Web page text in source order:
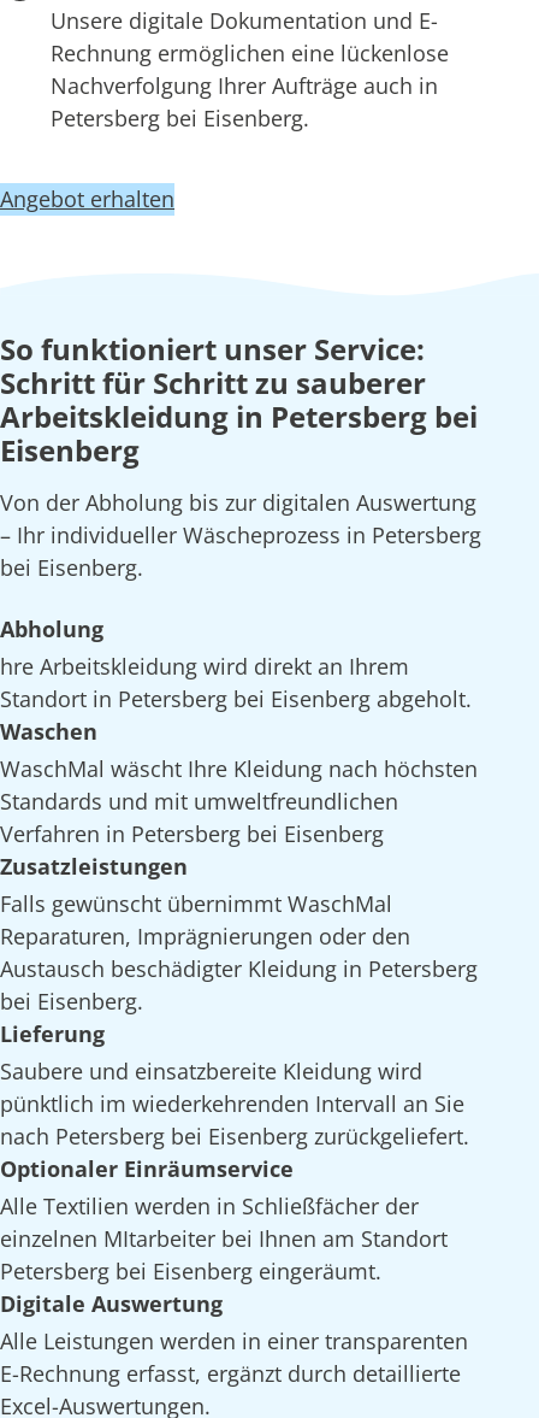
Unsere digitale Dokumentation und E-
Rechnung ermöglichen eine lückenlose
Nachverfolgung Ihrer Aufträge auch in
Petersberg bei Eisenberg.
Angebot erhalten
So funktioniert unser Service:
Schritt für Schritt zu sauberer
Arbeitskleidung in Petersberg bei
Eisenberg
Von der Abholung bis zur digitalen Auswertung
– Ihr individueller Wäscheprozess in Petersberg
bei Eisenberg.
Abholung
hre Arbeitskleidung wird direkt an Ihrem
Standort in Petersberg bei Eisenberg abgeholt.
Waschen
WaschMal wäscht Ihre Kleidung nach höchsten
Standards und mit umweltfreundlichen
Verfahren in Petersberg bei Eisenberg
Zusatzleistungen
Falls gewünscht übernimmt WaschMal
Reparaturen, Imprägnierungen oder den
Austausch beschädigter Kleidung in Petersberg
bei Eisenberg.
Lieferung
Saubere und einsatzbereite Kleidung wird
pünktlich im wiederkehrenden Intervall an Sie
nach Petersberg bei Eisenberg zurückgeliefert.
Optionaler Einräumservice
Alle Textilien werden in Schließfächer der
einzelnen MItarbeiter bei Ihnen am Standort
Petersberg bei Eisenberg eingeräumt.
Digitale Auswertung
Alle Leistungen werden in einer transparenten
E-Rechnung erfasst, ergänzt durch detaillierte
Excel-Auswertungen.